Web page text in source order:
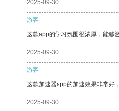
2025-09-30
游客
这款app的学习氛围很浓厚，能够
2025-09-30
游客
这款加速器app的加速效果非常好
2025-09-30